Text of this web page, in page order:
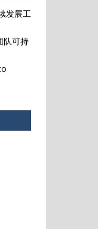
发展工
队可持